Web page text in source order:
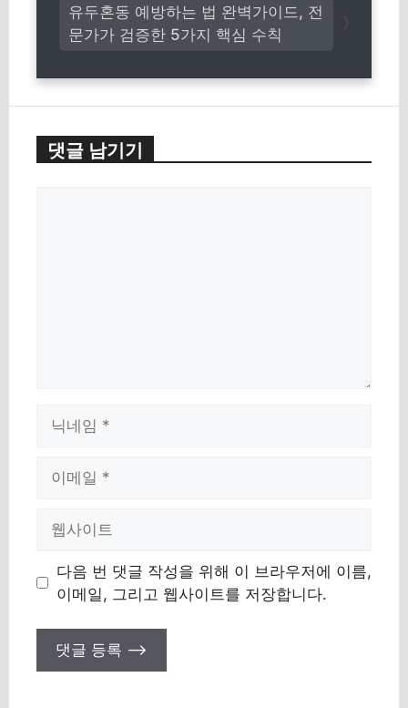
유두혼동 예방하는 법 완벽가이드, 전
문가가 검증한 5가지 핵심 수칙
댓글 남기기
트
다음 번 댓글 작성을 위해 이 브라우저에 이름,
이메일, 그리고 웹사이트를 저장합니다.